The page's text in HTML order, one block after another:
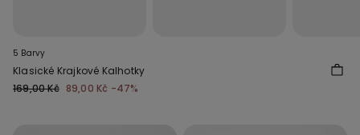
5 Barvy
Klasické Krajkové Kalhotky
169,00 Kč 89,00 Kč -47%